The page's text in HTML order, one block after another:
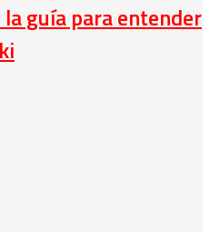
guía para entender